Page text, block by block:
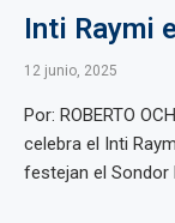
Inti Raymi
12 junio, 2025
Por: ROBERTO
celebra el Inti
festejan el Sondor